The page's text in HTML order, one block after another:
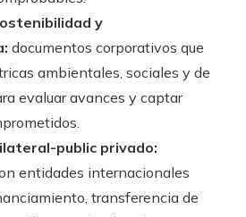
y
documentos corporativos que
ambientales, sociales y de
evaluar avances y captar
public privado:
entidades internacionales
transferencia de